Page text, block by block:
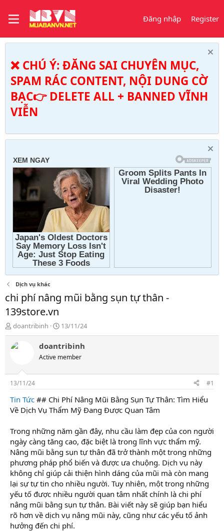
Đăng nhập Register
❌ CHÚ Ý: ĐĂNG SAI CHUYÊN MỤC,
SPAM RÁC CONTENT, NỘI DUNG CỜ
BẠC👉 DELETE ALL + BANNED VĨNH
VIỄN
Dịch vụ khác
chi phí nâng mũi bằng sụn tự thân -
139store.vn
T
h
r
s
t
a
r
t
r
doantribinh
N
g
à
g
13/11/24
doantribinh
Active member
13/11/24 #1
Tin Tức ## Chi Phí Nâng Mũi Bằng Sụn Tự Thân: Tìm Hiểu
Về Dịch Vụ Thẩm Mỹ Đang Được Quan Tâm
Trong những năm gần đây, nhu cầu làm đẹp của con người
ngày càng tăng cao, đặc biệt là trong lĩnh vực thẩm mỹ.
Nâng mũi bằng sụn tự thân đã trở thành một trong những
phương pháp phổ biến và được ưa chuộng. Dịch vụ này
không chỉ giúp cải thiện hình dáng của mũi mà còn mang
lại sự tự tin cho nhiều người. Tuy nhiên, một trong những
yếu tố được nhiều người quan tâm nhất chính là chi phí
nâng mũi bằng sụn tự thân. Bài viết này sẽ giúp bạn hiểu
rõ hơn về dịch vụ nâng mũi này, cũng như các yếu tố ảnh
hưởng đến chi phí.